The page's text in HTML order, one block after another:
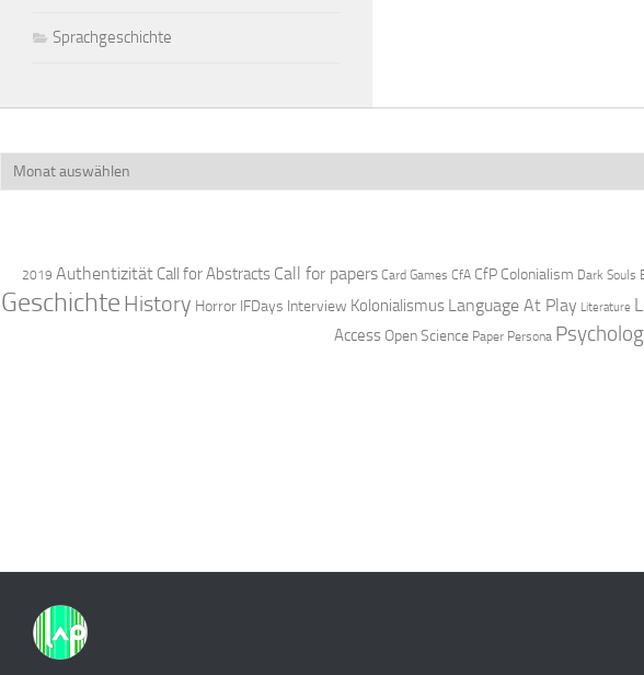
Sprachgeschichte
Archiv
2019 Authentizität Call for Abstracts Call for papers Card Games CfA CfP Colonialism Dark Souls
Geschichte History Horror IFDays Interview Kolonialismus Language At Play Literature
Access Open Science Paper Persona